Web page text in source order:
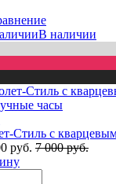
В наличии
Стиль с
руб. 7 000 руб.